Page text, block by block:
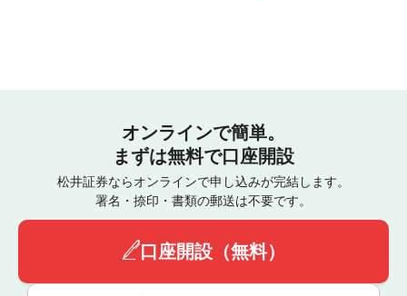
オンラインで簡単。
まずは無料で口座開設
松井証券ならオンラインで申し込みが完結します。
署名・捺印・書類の郵送は不要です。
口座開設（無料）